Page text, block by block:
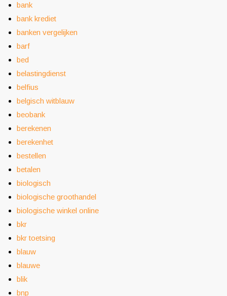
bank
bank krediet
banken vergelijken
barf
bed
belastingdienst
belfius
belgisch witblauw
beobank
berekenen
berekenhet
bestellen
betalen
biologisch
biologische groothandel
biologische winkel online
bkr
bkr toetsing
blauw
blauwe
blik
bnp